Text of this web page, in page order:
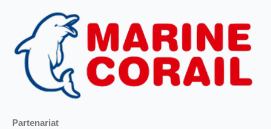
Partenariat